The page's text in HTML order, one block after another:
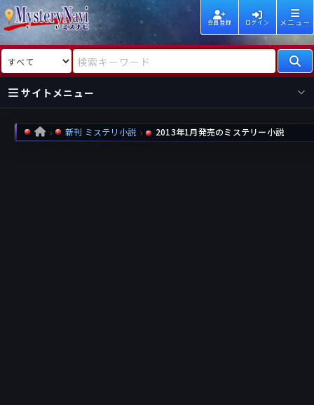
会員登録 ログイン メニュー
検索対象 検索キーワード
サイトメニュー
国内
作家
海外
作家
新着
レビュー
新刊
情報
HOME 新刊 ミステリ小説 2013年1月発売のミステリー小説